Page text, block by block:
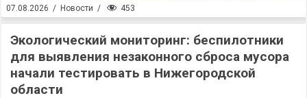
07.08.2026 / Новости / 453
Экологический мониторинг: беспилотники
для выявления незаконного сброса мусора
начали тестировать в Нижегородской
области